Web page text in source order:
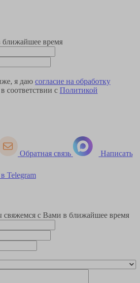
время
я даю согласие на обработку
в соответствии с Политикой
Обратная связь Написать
Telegram
свяжемся с Вами в ближайшее время